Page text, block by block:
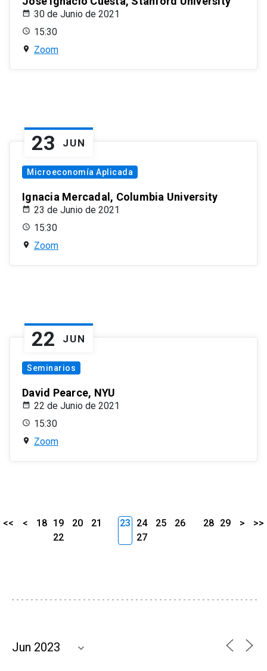
30 de Junio de 2021
15:30
Zoom
23 JUN
Microeconomía Aplicada
Ignacia Mercadal, Columbia University
23 de Junio de 2021
15:30
Zoom
22 JUN
Seminarios
David Pearce, NYU
22 de Junio de 2021
15:30
Zoom
<< < 18 19 20
21
22
23 24 25
26
27
28 29 > >>